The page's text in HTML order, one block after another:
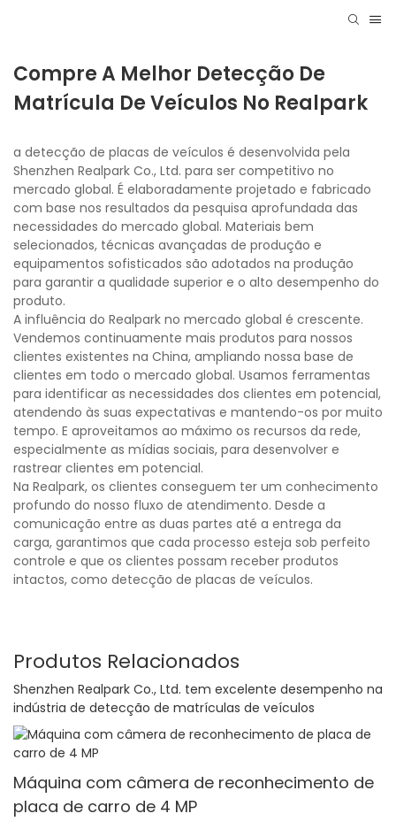
Compre A Melhor Detecção De
Matrícula De Veículos No Realpark
a detecção de placas de veículos é desenvolvida pela
Shenzhen Realpark Co., Ltd. para ser competitivo no
mercado global. É elaboradamente projetado e fabricado
com base nos resultados da pesquisa aprofundada das
necessidades do mercado global. Materiais bem
selecionados, técnicas avançadas de produção e
equipamentos sofisticados são adotados na produção
para garantir a qualidade superior e o alto desempenho do
produto.
A influência do Realpark no mercado global é crescente.
Vendemos continuamente mais produtos para nossos
clientes existentes na China, ampliando nossa base de
clientes em todo o mercado global. Usamos ferramentas
para identificar as necessidades dos clientes em potencial,
atendendo às suas expectativas e mantendo-os por muito
tempo. E aproveitamos ao máximo os recursos da rede,
especialmente as mídias sociais, para desenvolver e
rastrear clientes em potencial.
Na Realpark, os clientes conseguem ter um conhecimento
profundo do nosso fluxo de atendimento. Desde a
comunicação entre as duas partes até a entrega da
carga, garantimos que cada processo esteja sob perfeito
controle e que os clientes possam receber produtos
intactos, como detecção de placas de veículos.
Produtos Relacionados
Shenzhen Realpark Co., Ltd. tem excelente desempenho na
indústria de detecção de matrículas de veículos
Máquina com câmera de reconhecimento de
placa de carro de 4 MP